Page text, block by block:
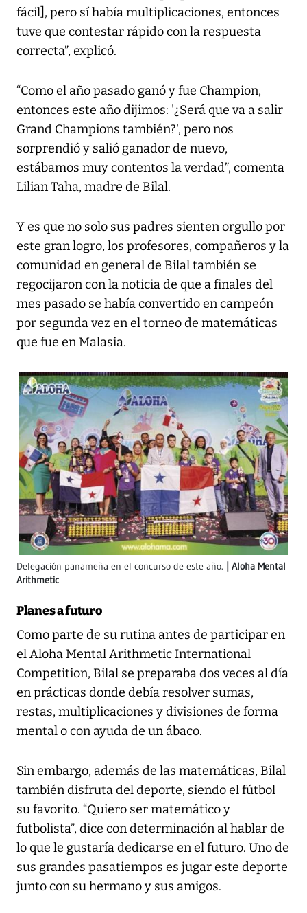
fácil], pero sí había multiplicaciones, entonces
tuve que contestar rápido con la respuesta
correcta”, explicó.
“Como el año pasado ganó y fue Champion,
entonces este año dijimos: '¿Será que va a salir
Grand Champions también?', pero nos
sorprendió y salió ganador de nuevo,
estábamos muy contentos la verdad”, comenta
Lilian Taha, madre de Bilal.
Y es que no solo sus padres sienten orgullo por
este gran logro, los profesores, compañeros y la
comunidad en general de Bilal también se
regocijaron con la noticia de que a finales del
mes pasado se había convertido en campeón
por segunda vez en el torneo de matemáticas
que fue en Malasia.
Delegación panameña en el concurso de este año.
Aloha Mental
Arithmetic
Planes a futuro
Como parte de su rutina antes de participar en
el Aloha Mental Arithmetic International
Competition, Bilal se preparaba dos veces al día
en prácticas donde debía resolver sumas,
restas, multiplicaciones y divisiones de forma
mental o con ayuda de un ábaco.
Sin embargo, además de las matemáticas, Bilal
también disfruta del deporte, siendo el fútbol
su favorito. “Quiero ser matemático y
futbolista”, dice con determinación al hablar de
lo que le gustaría dedicarse en el futuro. Uno de
sus grandes pasatiempos es jugar este deporte
junto con su hermano y sus amigos.